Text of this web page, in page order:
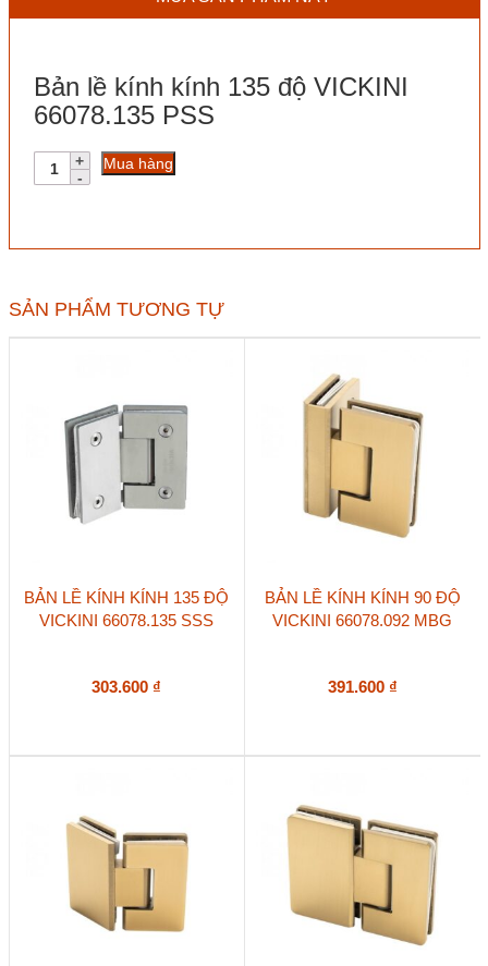
Bản lề kính kính 135 độ VICKINI
66078.135 PSS
Bản
lề
66078.135
PSS
số
Mua hàng
SẢN PHẨM TƯƠNG TỰ
BẢN LỀ KÍNH KÍNH 135 ĐỘ
VICKINI 66078.135 SSS
303.600 ₫
BẢN LỀ KÍNH KÍNH 90 ĐỘ
VICKINI 66078.092 MBG
391.600 ₫